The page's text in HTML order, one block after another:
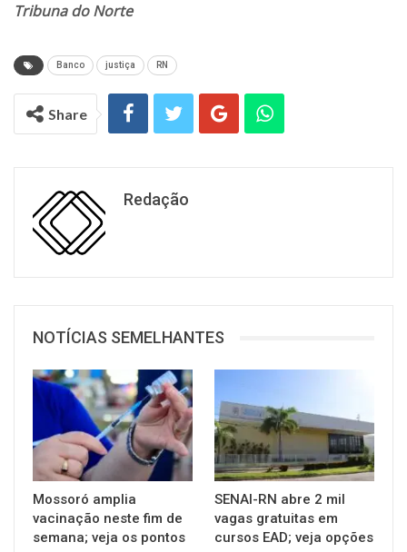
Tribuna do Norte
Banco justiça RN
Share
Redação
NOTÍCIAS SEMELHANTES
Mossoró amplia
vacinação neste fim de
semana; veja os pontos
SENAI-RN abre 2 mil
vagas gratuitas em
cursos EAD; veja opções